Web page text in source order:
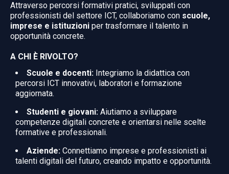
Attraverso percorsi formativi pratici, sviluppati con
professionisti del settore ICT, collaboriamo con scuole,
imprese e istituzioni per trasformare il talento in
opportunità concrete.
A CHI È RIVOLTO?
Scuole e docenti: Integriamo la didattica con
percorsi ICT innovativi, laboratori e formazione
aggiornata.
Studenti e giovani: Aiutiamo a sviluppare
competenze digitali concrete e orientarsi nelle scelte
formative e professionali.
Aziende: Connettiamo imprese e professionisti ai
talenti digitali del futuro, creando impatto e opportunità.